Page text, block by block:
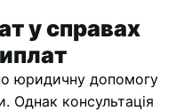
у справах
юридичну допомогу
Однак консультація